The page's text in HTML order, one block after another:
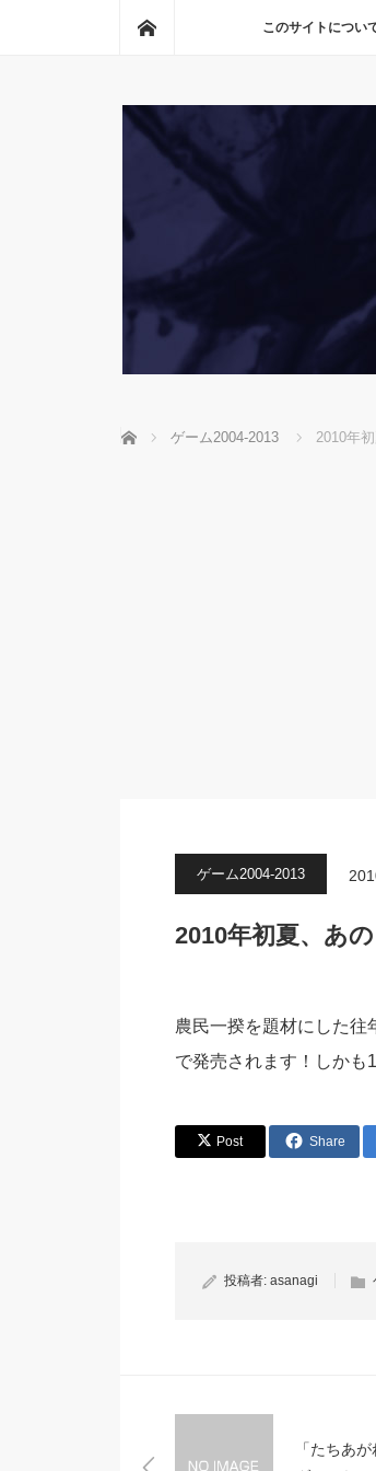
このサイトについ
ホーム ゲーム2004-2013 2010年
ゲーム2004-2013
2010年初夏、あ
農民一揆を題材にした往
で発売されます！しかも
Post Share
投稿者: asanagi
「たちあ